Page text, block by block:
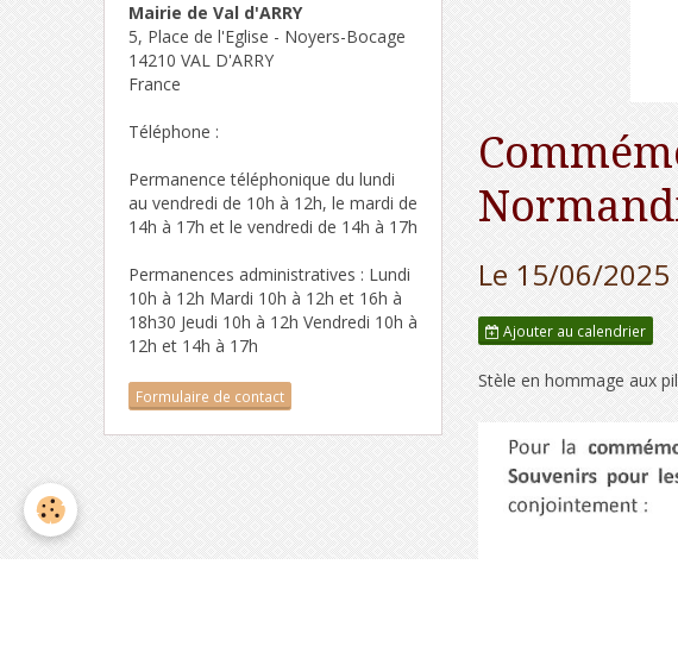
Le 15/06/2025
Ajouter au calendrier
Stèle en hommage aux
Mairie de Val d'ARRY
5, Place de l'Eglise - Noyers-Bocage
14210 VAL D'ARRY
France
Téléphone :
Permanence téléphonique du lundi
au vendredi de 10h à 12h, le mardi de
14h à 17h et le vendredi de 14h à 17h
Permanences administratives : Lundi
10h à 12h Mardi 10h à 12h et 16h à
18h30 Jeudi 10h à 12h Vendredi 10h à
12h et 14h à 17h
Formulaire de contact